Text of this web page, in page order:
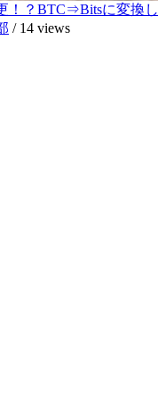
！？BTC⇒Bitsに変換し
/ 14 views